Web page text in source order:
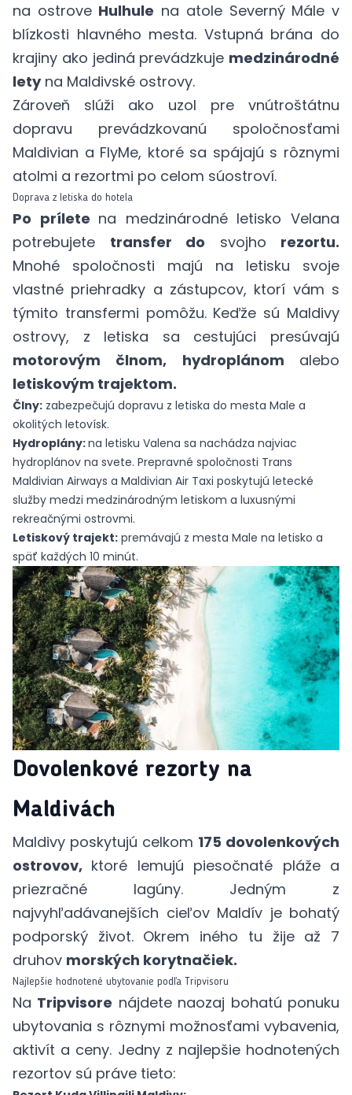
na ostrove Hulhule na atole Severný Mále v
blízkosti hlavného mesta. Vstupná brána do
krajiny ako jediná prevádzkuje medzinárodné
letyna Maldivské ostrovy.
Zároveň slúži ako uzol pre vnútroštátnu
dopravu prevádzkovanú spoločnosťami
Maldivian a FlyMe, ktoré sa spájajú s rôznymi
atolmi a rezortmi po celom súostroví.
Doprava z letiska do hotela
Po prílete na medzinárodné letisko Velana
potrebujete transfer do svojho rezortu.
Mnohé spoločnosti majú na letisku svoje
vlastné priehradky a zástupcov, ktorí vám s
týmito transfermi pomôžu. Keďže sú Maldivy
ostrovy, z letiska sa cestujúci presúvajú
motorovým člnom, hydroplánom alebo
letiskovým trajektom.
Člny: zabezpečujú dopravu z letiska do mesta Male a
okolitých letovísk.
Hydroplány:na letisku Valena sa nachádza najviac
hydroplánov na svete. Prepravné spoločnosti Trans
Maldivian Airways a Maldivian Air Taxi poskytujú letecké
služby medzi medzinárodným letiskom a luxusnými
rekreačnými ostrovmi.
Letiskový trajekt: premávajú z mesta Male na letisko a
späť každých 10 minút.
Dovolenkové rezorty na
Maldivách
Maldivy poskytujú celkom 175 dovolenkových
ostrovov, ktoré lemujú piesočnaté pláže a
priezračné lagúny. Jedným z
najvyhľadávanejších cieľov Maldív je bohatý
podporský život. Okrem iného tu žije až 7
druhov morských korytnačiek.
Najlepšie hodnotené ubytovanie podľa Tripvisoru
Na Tripvisore nájdete naozaj bohatú ponuku
ubytovania s rôznymi možnosťami vybavenia,
aktivít a ceny. Jedny z najlepšie hodnotených
rezortov sú práve tieto: